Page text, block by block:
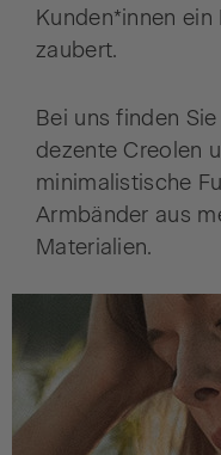
Kunden*innen
zaubert.
Bei uns finden
dezente Creolen
minimalistische
Armbänder aus
Materialien.